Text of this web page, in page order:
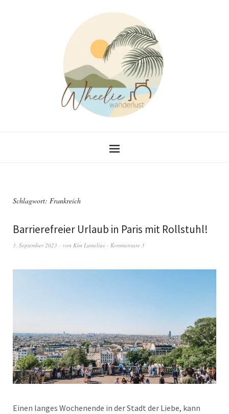
Schlagwort: Frankreich
Barrierefreier Urlaub in Paris mit Rollstuhl!
3. September 2023 von Kim Lumelius Kommentare 3
Einen langes Wochenende in der Stadt der Liebe, kann